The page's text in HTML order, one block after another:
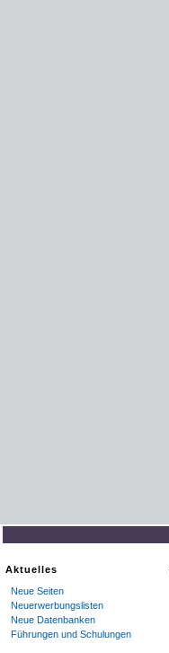
Aktuelles
Neue Seiten
Neuerwerbungslisten
Neue Datenbanken
Führungen und Schulungen